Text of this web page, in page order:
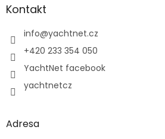
aKontakt
info@yachtnet.cz
+420 233 354 050
YachtNet facebook
yachtnetcz
Adresa